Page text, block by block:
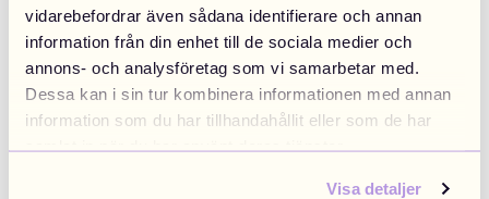
vidarebefordrar även sådana identifierare och annan
information från din enhet till de sociala medier och
annons- och analysföretag som vi samarbetar med.
Dessa kan i sin tur kombinera informationen med annan
information som du har tillhandahållit eller som de har
samlat in när du har använt deras tjänster.
Visa detaljer
Application error: a client-side exception has occurred (see the
browser console for more information).